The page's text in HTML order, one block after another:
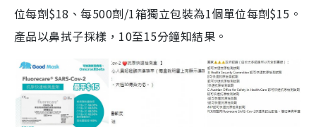
位每劑$18、每500劑/1箱獨立包裝為1個單位每劑$15。
產品以鼻拭子採樣，10至15分鐘知結果。